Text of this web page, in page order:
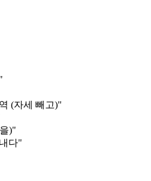
(자세 빼고)"
)"
다"